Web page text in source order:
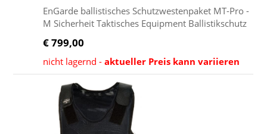
EnGarde ballistisches Schutzwestenpaket MT-Pro -
M Sicherheit Taktisches Equipment Ballistikschutz
€ 799,00
nicht lagernd -aktueller Preis kann variieren